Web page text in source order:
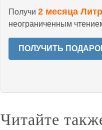
Получи 2 месяца
неограниченным
ПОЛУЧИТЬ
Читайте